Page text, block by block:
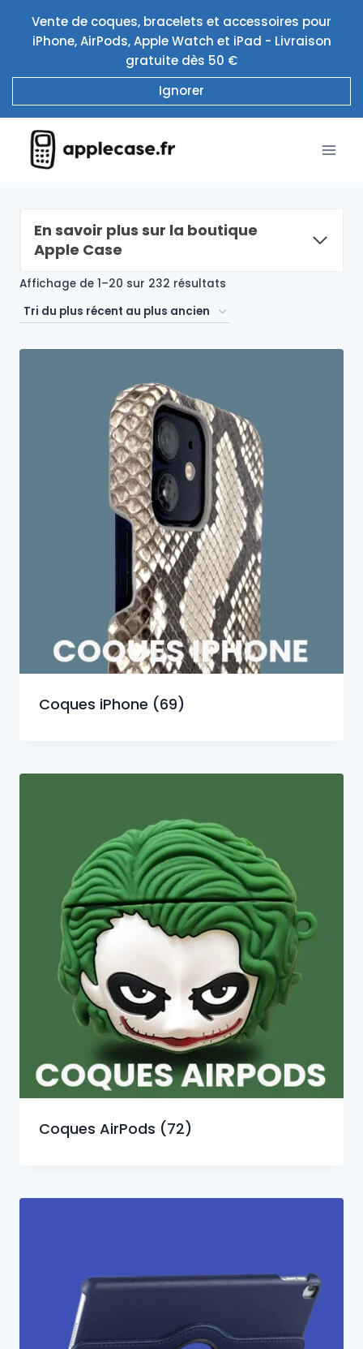
contenu
Vente de coques, bracelets et accessoires pour
iPhone, AirPods, Apple Watch et iPad - Livraison
gratuite dès 50 €
Ignorer
En savoir plus sur la boutique
Apple Case
Affichage de 1–20 sur 232 résultats
du
ancien
Coques iPhone (69)
Coques AirPods (72)